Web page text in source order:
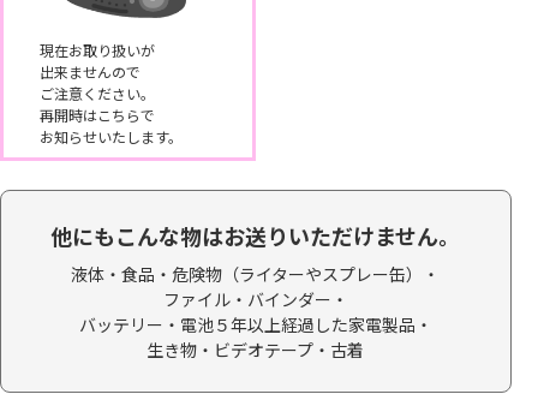
現在お取り扱いが
出来ませんので
ご注意ください。
再開時はこちらで
お知らせいたします。
他にもこんな物はお送りいただけません。
液体・食品・ 危険物（ライターやスプレー缶）・
ファイル・バインダー・
バッテリー・電池５年以上経過した家電製品・
生き物・ビデオテープ・ 古着